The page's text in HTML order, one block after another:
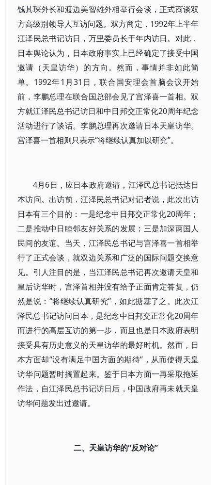
钱其琛外长和渡边美智雄外相举行会谈，正式商谈双
方高级别领导人互访问题。双方商定，1992年上半年
江泽民总书记访日，万里委员长于年内访日。对此，
日本舆论认为，日本政府事实上已经确定了接受中国
邀请（天皇访华）的方向。然而，事情并非如此简
单。1992年1月31日，联合国安理会首脑会议开始
前，李鹏总理在联合国总部会见了宫泽喜一首相。双
方就江泽民总书记访日和中日邦交正常化20周年纪念
活动进行了谈话。李鹏总理再次邀请日本天皇访华。
宫泽喜一首相则只表示“将继续认真加以研究”。
4月6日，应日本政府邀请，江泽民总书记抵达日
本访问。出访前，江泽民总书记对记者说，此次出访
日本有三个目的：一是纪念中日邦交正常化20周年；
二是推动中日睦邻友好关系的发展；三是加深两国人
民间的友谊。当天，江泽民总书记与宫泽喜一首相举
行了正式会谈，就双边关系和广泛的国际问题交换意
见。引人注目的是，当江泽民总书记再次邀请天皇和
皇后访华时，宫泽首相并没有给予正面肯定答复，仍
然是说：“将继续认真研究”，如此搪塞了之。此次江
泽民总书记访问日本，是纪念中日邦交正常化20周年
而进行的高层互访的第一步，而且也是日本政府表明
接受具有历史意义的天皇访华的最好时机。然而，日
本方面却“没有满足中国方面的期待”，从而使得天皇
访华问题暂时搁置起来。鉴于日本方面一再采取拖延
作法，自江泽民总书记访日后，中国政府再未就天皇
访华问题发出过邀请。
二、天皇访华的“反对论”